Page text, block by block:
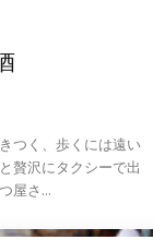
贅沢にタクシーで出
屋さ...